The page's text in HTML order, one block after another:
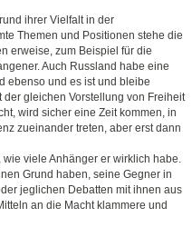
ihrer Vielfalt in der
Themen und Positionen stehe die
erweise, zum Beispiel für die
Auch Russland habe eine
ebenso und es ist und bleibe
gleichen Vorstellung von Freiheit
wird sicher eine Zeit kommen, in
zueinander treten, aber erst dann
viele Anhänger er wirklich habe.
Grund haben, seine Gegner in
jeglichen Debatten mit ihnen aus
an die Macht klammere und